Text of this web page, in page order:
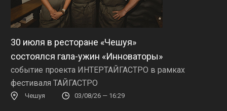
30 июля в ресторане «Чешуя»
состоялся гала-ужин «Инноваторы»
событие проекта ИНТЕРТАЙГАСТРО в рамках
фестиваля ТАЙГАСТРО
Чешуя 03/08/26 — 16:29